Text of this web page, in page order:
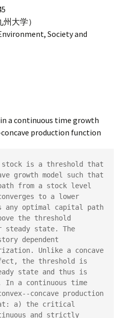
大学）
Society and
a continuous time growth
production function
is a threshold that
growth model such that
from a stock level
to a lower
any optimal capital path
the threshold
steady state. The
dependent
Unlike a concave
the threshold is
state and thus is
In a continuous time
concave production
a) the critical
and strictly